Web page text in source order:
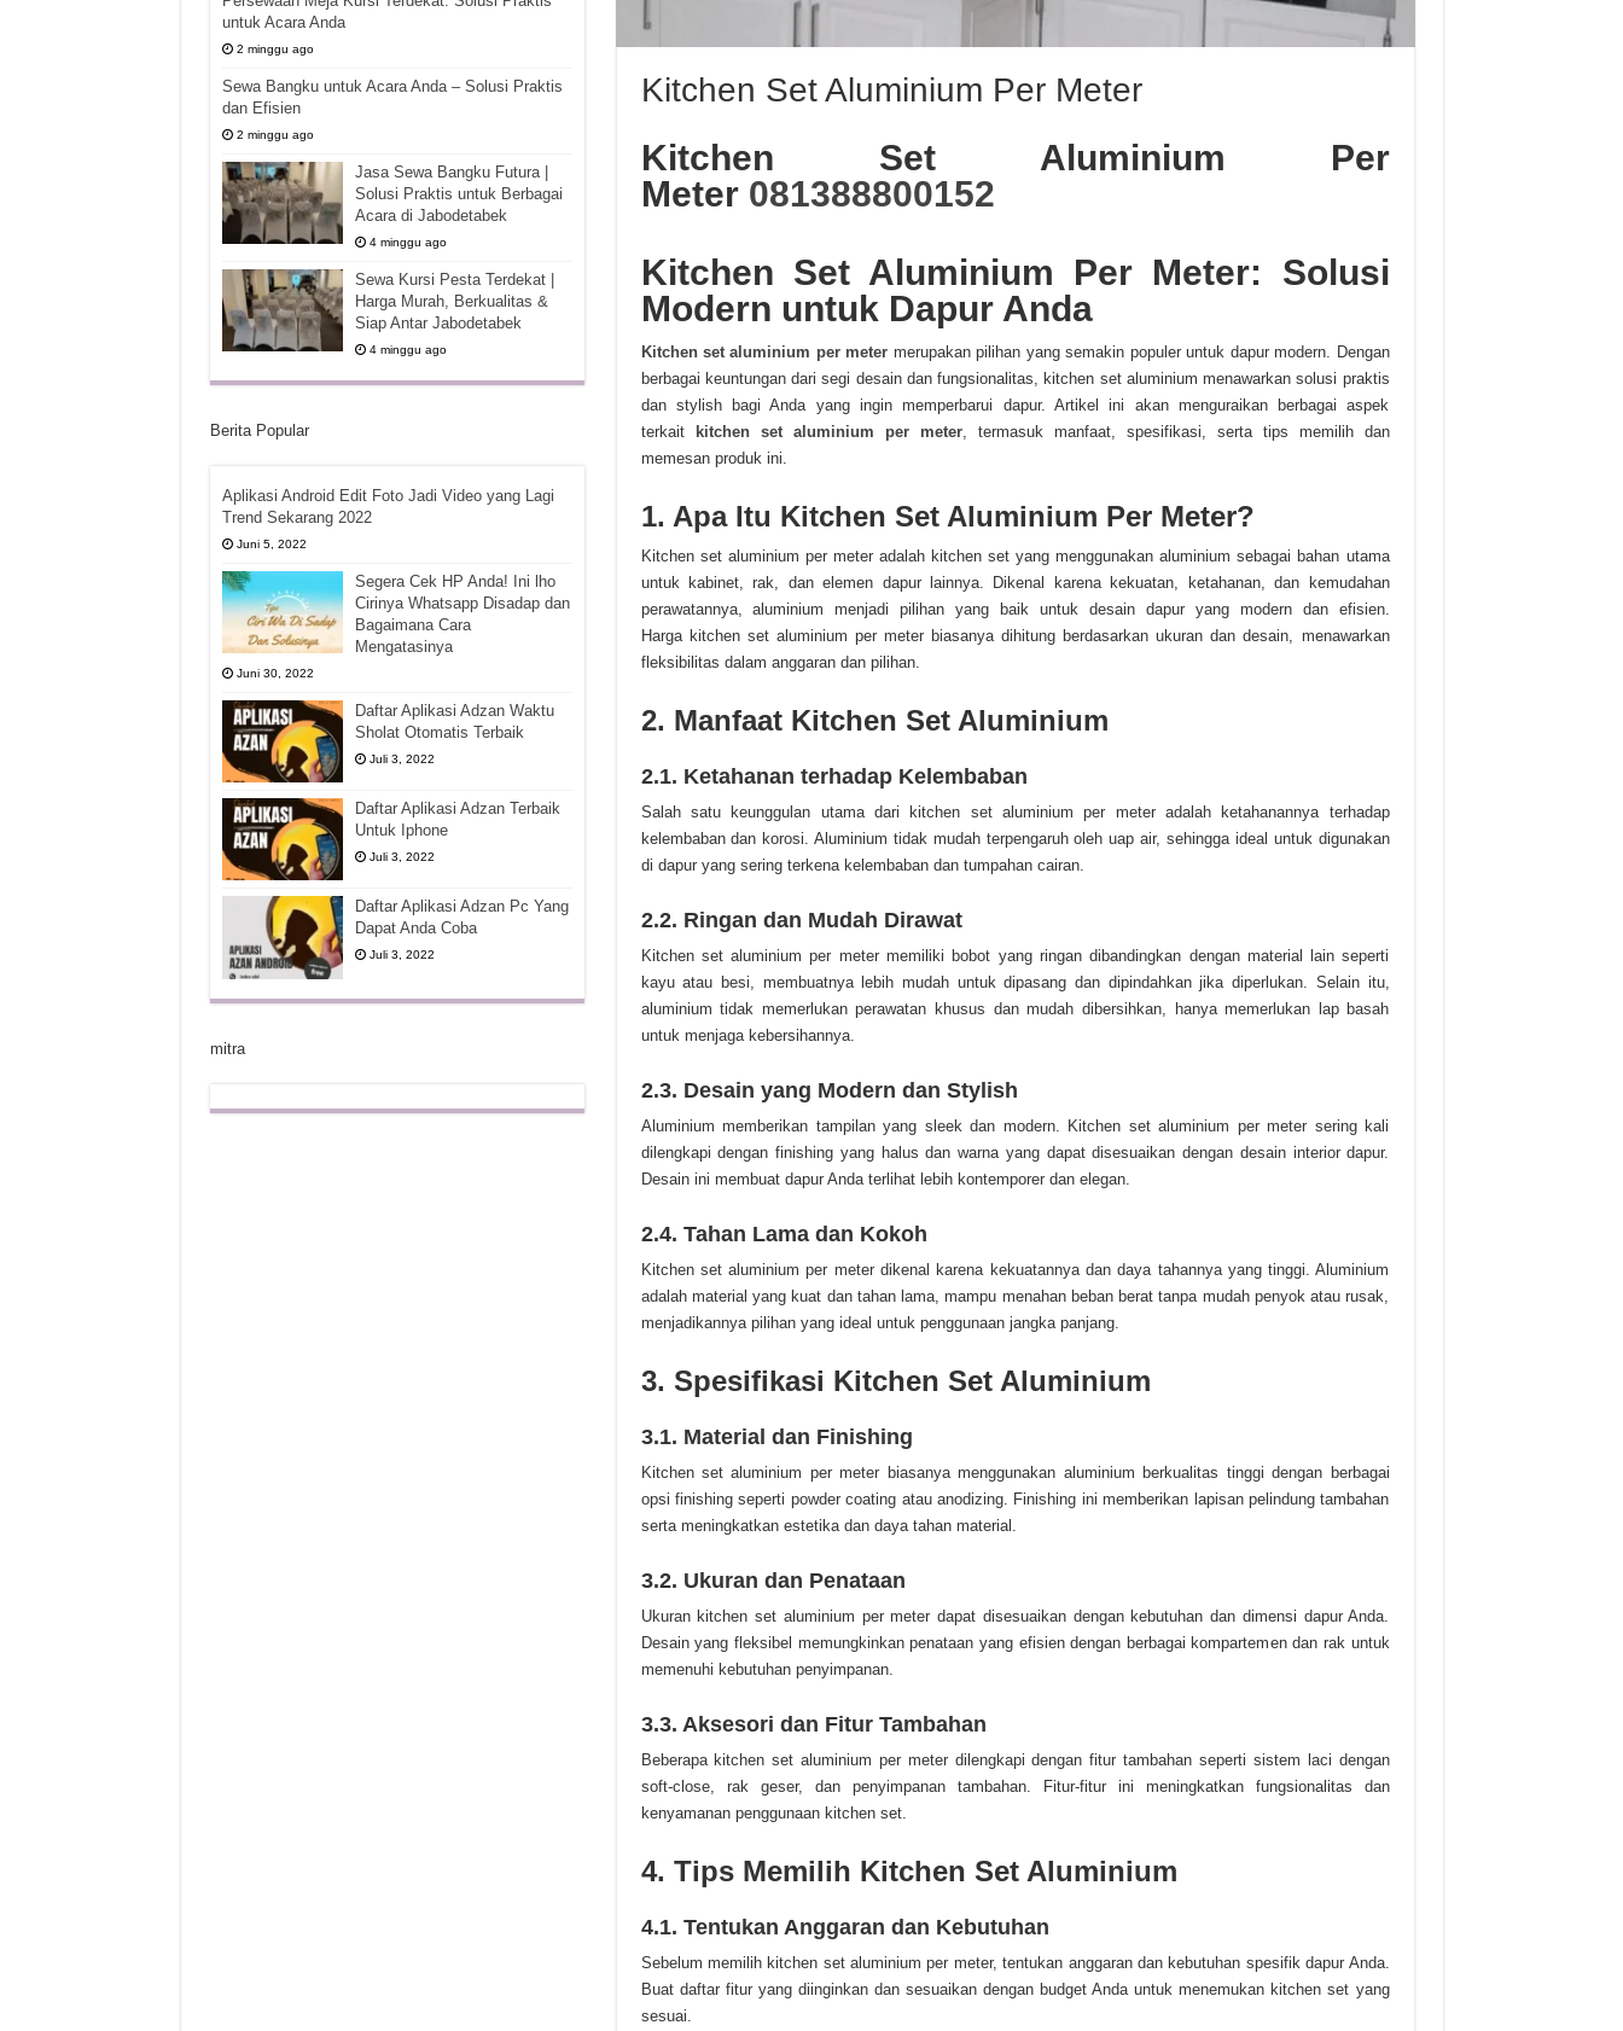
Kitchen Set Aluminium Per Meter
Kitchen Set Aluminium Per
Meter 081388800152
Kitchen Set Aluminium Per Meter: Solusi
Modern untuk Dapur Anda
Kitchen set aluminium per meter merupakan pilihan yang semakin populer untuk dapur modern. Dengan
berbagai keuntungan dari segi desain dan fungsionalitas, kitchen set aluminium menawarkan solusi praktis
dan stylish bagi Anda yang ingin memperbarui dapur. Artikel ini akan menguraikan berbagai aspek
terkait
kitchen set aluminium per meter, termasuk manfaat, spesifikasi, serta tips memilih dan
memesan produk ini.
1. Apa Itu Kitchen Set Aluminium Per Meter?
Kitchen set aluminium per meter adalah kitchen set yang menggunakan aluminium sebagai bahan utama
untuk kabinet, rak, dan elemen dapur lainnya. Dikenal karena kekuatan, ketahanan, dan kemudahan
perawatannya, aluminium menjadi pilihan yang baik untuk desain dapur yang modern dan efisien.
Harga kitchen set aluminium per meter biasanya dihitung berdasarkan ukuran dan desain, menawarkan
fleksibilitas dalam anggaran dan pilihan.
2. Manfaat Kitchen Set Aluminium
2.1. Ketahanan terhadap Kelembaban
Salah satu keunggulan utama dari kitchen set aluminium per meter adalah ketahanannya terhadap
kelembaban dan korosi. Aluminium tidak mudah terpengaruh oleh uap air, sehingga ideal untuk digunakan
di dapur yang sering terkena kelembaban dan tumpahan cairan.
2.2. Ringan dan Mudah Dirawat
Kitchen set aluminium per meter memiliki bobot yang ringan dibandingkan dengan material lain seperti
kayu atau besi, membuatnya lebih mudah untuk dipasang dan dipindahkan jika diperlukan. Selain itu,
aluminium tidak memerlukan perawatan khusus dan mudah dibersihkan, hanya memerlukan lap basah
untuk menjaga kebersihannya.
2.3. Desain yang Modern dan Stylish
Aluminium memberikan tampilan yang sleek dan modern. Kitchen set aluminium per meter sering kali
dilengkapi dengan finishing yang halus dan warna yang dapat disesuaikan dengan desain interior dapur.
Desain ini membuat dapur Anda terlihat lebih kontemporer dan elegan.
2.4. Tahan Lama dan Kokoh
Kitchen set aluminium per meter dikenal karena kekuatannya dan daya tahannya yang tinggi. Aluminium
adalah material yang kuat dan tahan lama, mampu menahan beban berat tanpa mudah penyok atau rusak,
menjadikannya pilihan yang ideal untuk penggunaan jangka panjang.
3. Spesifikasi Kitchen Set Aluminium
3.1. Material dan Finishing
Kitchen set aluminium per meter biasanya menggunakan aluminium berkualitas tinggi dengan berbagai
opsi finishing seperti powder coating atau anodizing. Finishing ini memberikan lapisan pelindung tambahan
serta meningkatkan estetika dan daya tahan material.
3.2. Ukuran dan Penataan
Ukuran kitchen set aluminium per meter dapat disesuaikan dengan kebutuhan dan dimensi dapur Anda.
Desain yang fleksibel memungkinkan penataan yang efisien dengan berbagai kompartemen dan rak untuk
memenuhi kebutuhan penyimpanan.
3.3. Aksesori dan Fitur Tambahan
Beberapa kitchen set aluminium per meter dilengkapi dengan fitur tambahan seperti sistem laci dengan
soft-close, rak geser, dan penyimpanan tambahan. Fitur-fitur ini meningkatkan fungsionalitas dan
kenyamanan penggunaan kitchen set.
4. Tips Memilih Kitchen Set Aluminium
4.1. Tentukan Anggaran dan Kebutuhan
Sebelum memilih kitchen set aluminium per meter, tentukan anggaran dan kebutuhan spesifik dapur Anda.
Buat daftar fitur yang diinginkan dan sesuaikan dengan budget Anda untuk menemukan kitchen set yang
sesuai.
untuk Acara Anda
2 minggu ago
Sewa Bangku untuk Acara Anda – Solusi Praktis
dan Efisien
2 minggu ago
Jasa Sewa Bangku Futura |
Solusi Praktis untuk Berbagai
Acara di Jabodetabek
4 minggu ago
Sewa Kursi Pesta Terdekat |
Harga Murah, Berkualitas &
Siap Antar Jabodetabek
4 minggu ago
Berita Popular
Aplikasi Android Edit Foto Jadi Video yang Lagi
Trend Sekarang 2022
Juni 5, 2022
Segera Cek HP Anda! Ini lho
Cirinya Whatsapp Disadap dan
Bagaimana Cara
Mengatasinya
Juni 30, 2022
Daftar Aplikasi Adzan Waktu
Sholat Otomatis Terbaik
Juli 3, 2022
Daftar Aplikasi Adzan Terbaik
Untuk Iphone
Juli 3, 2022
Daftar Aplikasi Adzan Pc Yang
Dapat Anda Coba
Juli 3, 2022
mitra